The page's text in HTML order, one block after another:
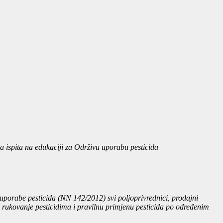
ispita na edukaciji za Održivu uporabu pesticida
pesticida (NN 142/2012) svi poljoprivrednici, prodajni
pesticidima i pravilnu primjenu pesticida po određenim